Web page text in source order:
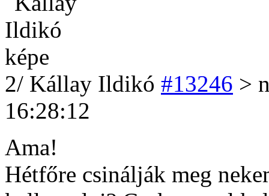
2/ Kállay Ildikó #13246 >
16:28:12
Ama!
Hétfőre csinálják meg